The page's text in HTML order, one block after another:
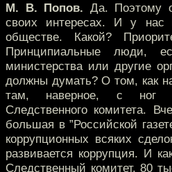
М. В. Попов. Да. Поэтому
своих интересах. И у нас
обществе. Какой?
Принципиальные люди,
министерства или другие
должны думать? О том, как
там, наверное, с ног
Следственного комитета.
большая в ”Российской
коррупционных всяких
развивается коррупция. И
Следственный комитет. 80